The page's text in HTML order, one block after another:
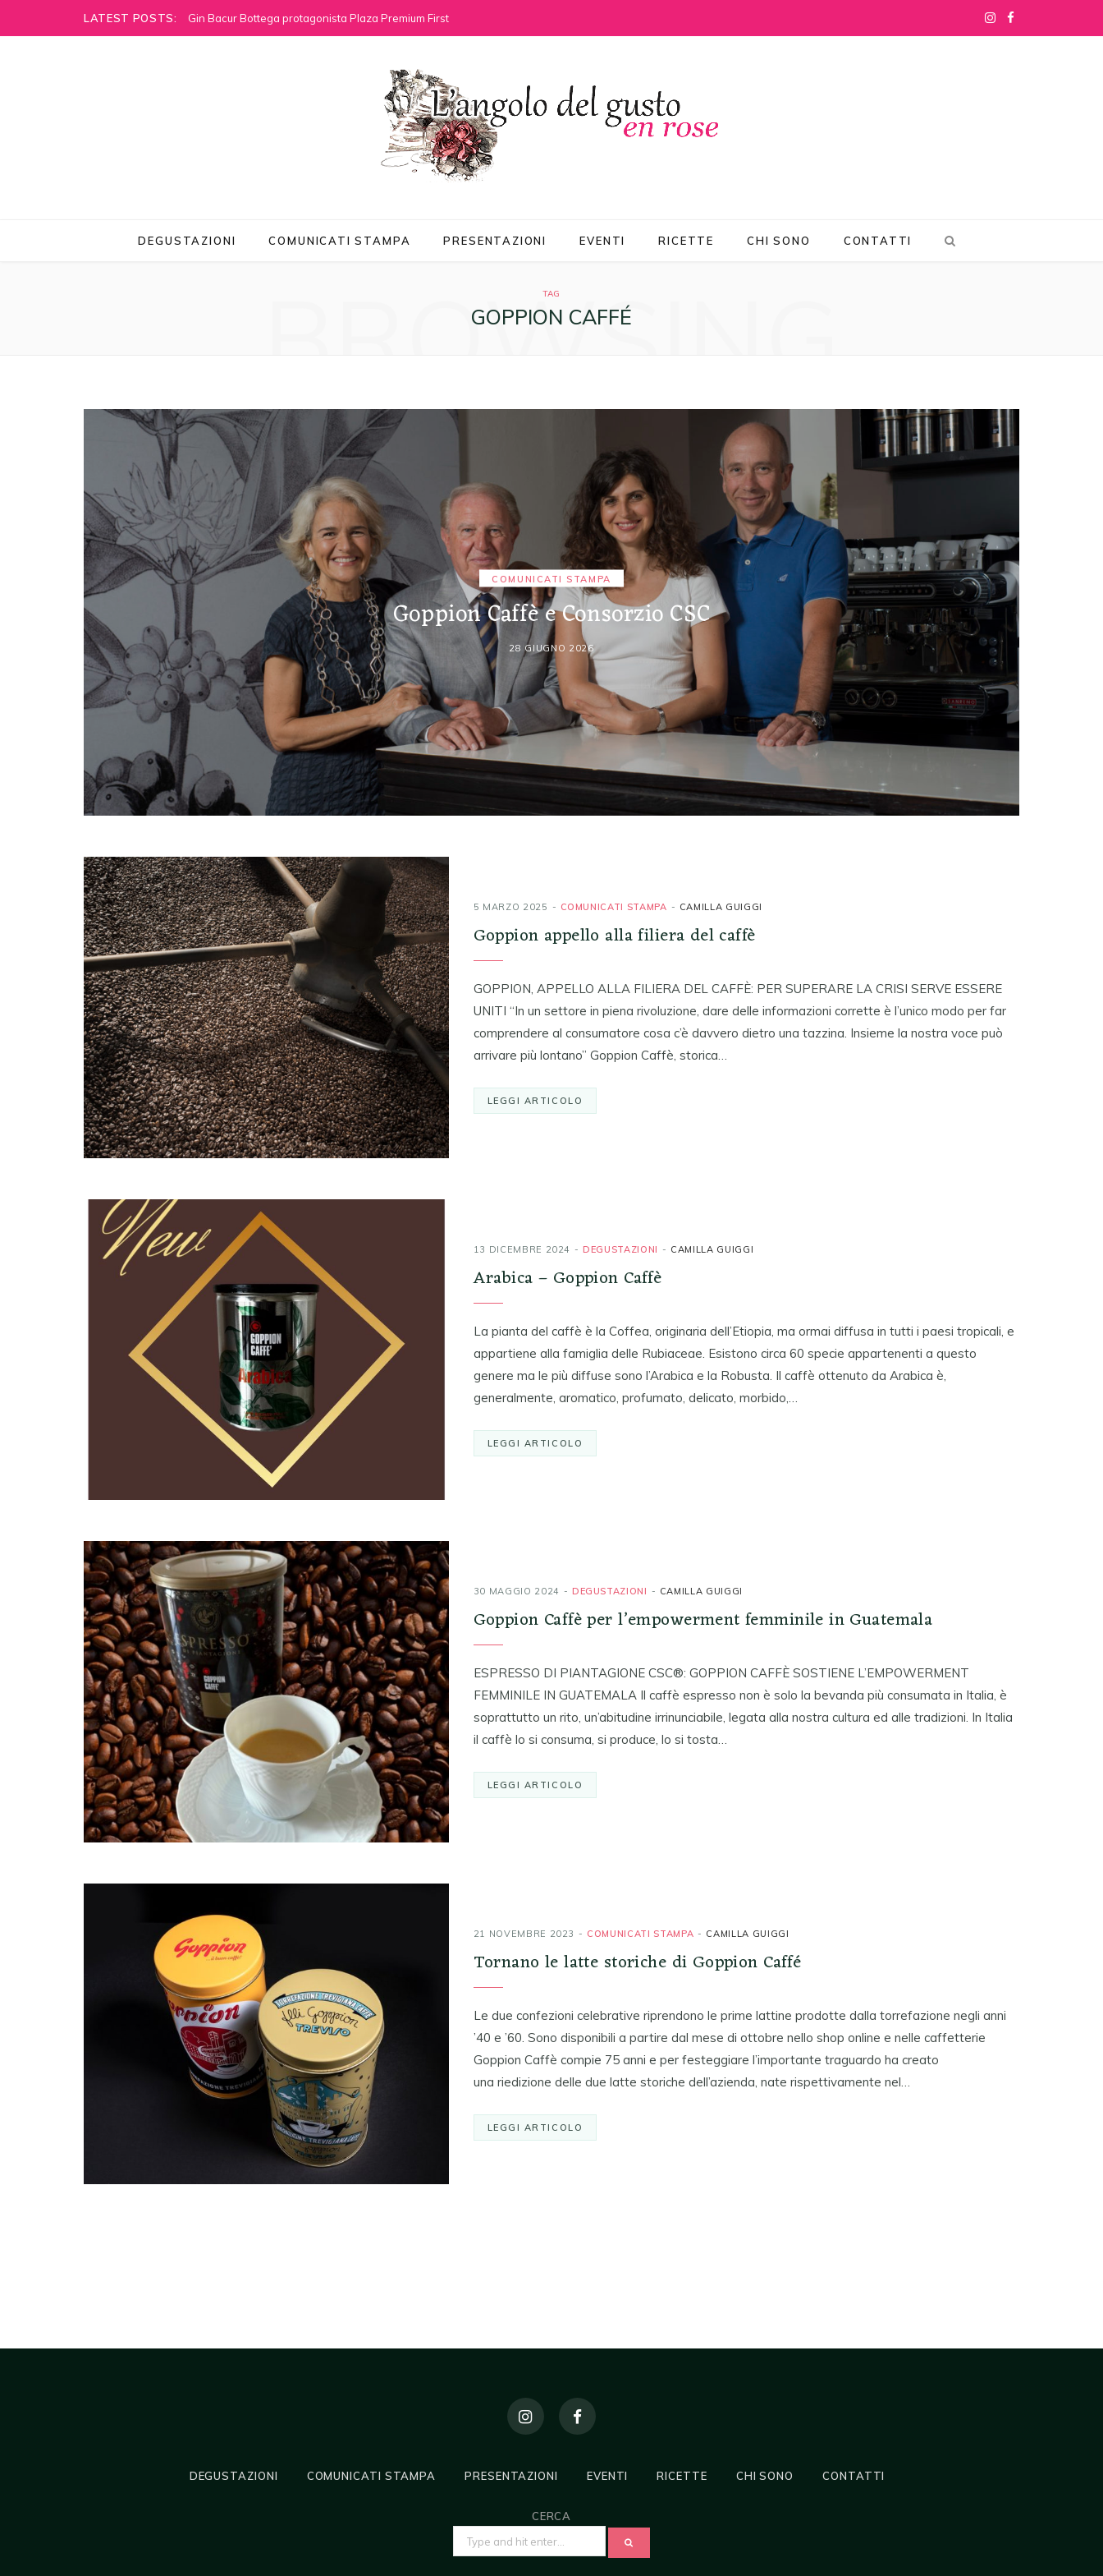
LATEST POSTS: Gin Bacur Bottega protagonista Plaza Premium First I
DEGUSTAZIONI COMUNICATI STAMPA PRESENTAZIONI EVENTI RICETTE CHI SONO CONTATTI
TAG
GOPPION CAFFÉ
BROWSING
COMUNICATI STAMPA
Goppion Caffè e Consorzio CSC
28 GIUGNO 2026
5 MARZO 2025 COMUNICATI STAMPA CAMILLA GUIGGI
Goppion appello alla filiera del caffè
GOPPION, APPELLO ALLA FILIERA DEL CAFFÈ: PER SUPERARE LA CRISI SERVE ESSERE
UNITI “In un settore in piena rivoluzione, dare delle informazioni corrette è l’unico modo per far
comprendere al consumatore cosa c’è davvero dietro una tazzina. Insieme la nostra voce può
arrivare più lontano” Goppion Caffè, storica…
LEGGI ARTICOLO
13 DICEMBRE 2024 DEGUSTAZIONI CAMILLA GUIGGI
Arabica – Goppion Caffè
La pianta del caffè è la Coffea, originaria dell’Etiopia, ma ormai diffusa in tutti i paesi tropicali, e
appartiene alla famiglia delle Rubiaceae. Esistono circa 60 specie appartenenti a questo
genere ma le più diffuse sono l’Arabica e la Robusta. Il caffè ottenuto da Arabica è,
generalmente, aromatico, profumato, delicato, morbido,…
LEGGI ARTICOLO
30 MAGGIO 2024 DEGUSTAZIONI CAMILLA GUIGGI
Goppion Caffè per l’empowerment femminile in Guatemala
ESPRESSO DI PIANTAGIONE CSC®: GOPPION CAFFÈ SOSTIENE L’EMPOWERMENT
FEMMINILE IN GUATEMALA Il caffè espresso non è solo la bevanda più consumata in Italia, è
soprattutto un rito, un’abitudine irrinunciabile, legata alla nostra cultura ed alle tradizioni. In Italia
il caffè lo si consuma, si produce, lo si tosta…
LEGGI ARTICOLO
21 NOVEMBRE 2023 COMUNICATI STAMPA CAMILLA GUIGGI
Tornano le latte storiche di Goppion Caffé
Le due confezioni celebrative riprendono le prime lattine prodotte dalla torrefazione negli anni
’40 e ’60. Sono disponibili a partire dal mese di ottobre nello shop online e nelle caffetterie
Goppion Caffè compie 75 anni e per festeggiare l’importante traguardo ha creato
una riedizione delle due latte storiche dell’azienda, nate rispettivamente nel…
LEGGI ARTICOLO
DEGUSTAZIONI COMUNICATI STAMPA PRESENTAZIONI EVENTI RICETTE CHI SONO CONTATTI
CERCA
SEARCH
FOR: